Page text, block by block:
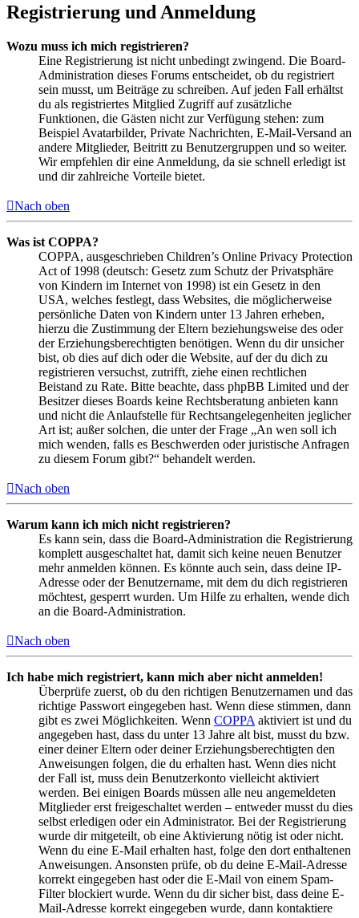
Registrierung und Anmeldung
Wozu muss ich mich registrieren?
Eine Registrierung ist nicht unbedingt zwingend. Die Board-
Administration dieses Forums entscheidet, ob du registriert
sein musst, um Beiträge zu schreiben. Auf jeden Fall erhältst
du als registriertes Mitglied Zugriff auf zusätzliche
Funktionen, die Gästen nicht zur Verfügung stehen: zum
Beispiel Avatarbilder, Private Nachrichten, E-Mail-Versand an
andere Mitglieder, Beitritt zu Benutzergruppen und so weiter.
Wir empfehlen dir eine Anmeldung, da sie schnell erledigt ist
und dir zahlreiche Vorteile bietet.
Nach oben
Was ist COPPA?
COPPA, ausgeschrieben Children’s Online Privacy Protection
Act of 1998 (deutsch: Gesetz zum Schutz der Privatsphäre
von Kindern im Internet von 1998) ist ein Gesetz in den
USA, welches festlegt, dass Websites, die möglicherweise
persönliche Daten von Kindern unter 13 Jahren erheben,
hierzu die Zustimmung der Eltern beziehungsweise des oder
der Erziehungsberechtigten benötigen. Wenn du dir unsicher
bist, ob dies auf dich oder die Website, auf der du dich zu
registrieren versuchst, zutrifft, ziehe einen rechtlichen
Beistand zu Rate. Bitte beachte, dass phpBB Limited und der
Besitzer dieses Boards keine Rechtsberatung anbieten kann
und nicht die Anlaufstelle für Rechtsangelegenheiten jeglicher
Art ist; außer solchen, die unter der Frage „An wen soll ich
mich wenden, falls es Beschwerden oder juristische Anfragen
zu diesem Forum gibt?“ behandelt werden.
Nach oben
Warum kann ich mich nicht registrieren?
Es kann sein, dass die Board-Administration die Registrierung
komplett ausgeschaltet hat, damit sich keine neuen Benutzer
mehr anmelden können. Es könnte auch sein, dass deine IP-
Adresse oder der Benutzername, mit dem du dich registrieren
möchtest, gesperrt wurden. Um Hilfe zu erhalten, wende dich
an die Board-Administration.
Nach oben
Ich habe mich registriert, kann mich aber nicht anmelden!
Überprüfe zuerst, ob du den richtigen Benutzernamen und das
richtige Passwort eingegeben hast. Wenn diese stimmen, dann
gibt es zwei Möglichkeiten. Wenn COPPA aktiviert ist und du
angegeben hast, dass du unter 13 Jahre alt bist, musst du bzw.
einer deiner Eltern oder deiner Erziehungsberechtigten den
Anweisungen folgen, die du erhalten hast. Wenn dies nicht
der Fall ist, muss dein Benutzerkonto vielleicht aktiviert
werden. Bei einigen Boards müssen alle neu angemeldeten
Mitglieder erst freigeschaltet werden – entweder musst du dies
selbst erledigen oder ein Administrator. Bei der Registrierung
wurde dir mitgeteilt, ob eine Aktivierung nötig ist oder nicht.
Wenn du eine E-Mail erhalten hast, folge den dort enthaltenen
Anweisungen. Ansonsten prüfe, ob du deine E-Mail-Adresse
korrekt eingegeben hast oder die E-Mail von einem Spam-
Filter blockiert wurde. Wenn du dir sicher bist, dass deine E-
Mail-Adresse korrekt eingegeben wurde, dann kontaktiere